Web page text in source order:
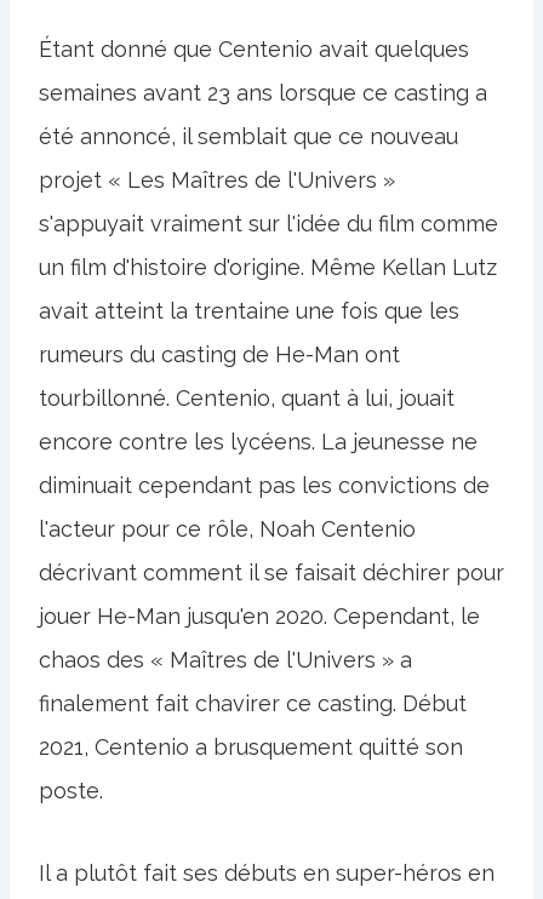
Étant donné que Centenio avait quelques
semaines avant 23 ans lorsque ce casting a
été annoncé, il semblait que ce nouveau
projet « Les Maîtres de l'Univers »
s'appuyait vraiment sur l'idée du film comme
un film d'histoire d'origine. Même Kellan Lutz
avait atteint la trentaine une fois que les
rumeurs du casting de He-Man ont
tourbillonné. Centenio, quant à lui, jouait
encore contre les lycéens. La jeunesse ne
diminuait cependant pas les convictions de
l'acteur pour ce rôle, Noah Centenio
décrivant comment il se faisait déchirer pour
jouer He-Man jusqu'en 2020. Cependant, le
chaos des « Maîtres de l'Univers » a
finalement fait chavirer ce casting. Début
2021, Centenio a brusquement quitté son
poste.
Il a plutôt fait ses débuts en super-héros en